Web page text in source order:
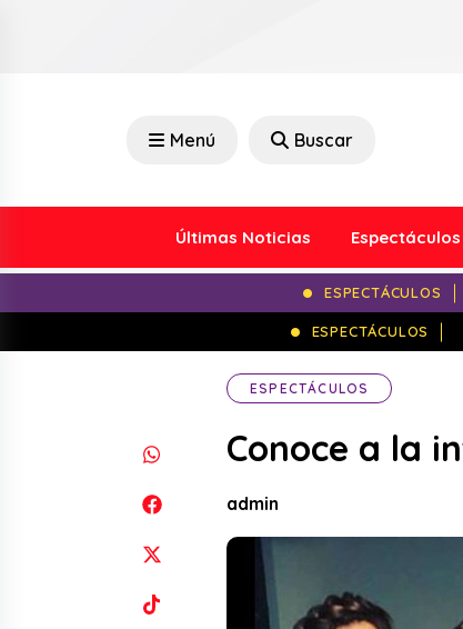
Menú Buscar
Últimas Noticias Espectáculos
ESPECTÁCULOS
ESPECTÁCULOS
ESPECTÁCULOS
Conoce a la
admin